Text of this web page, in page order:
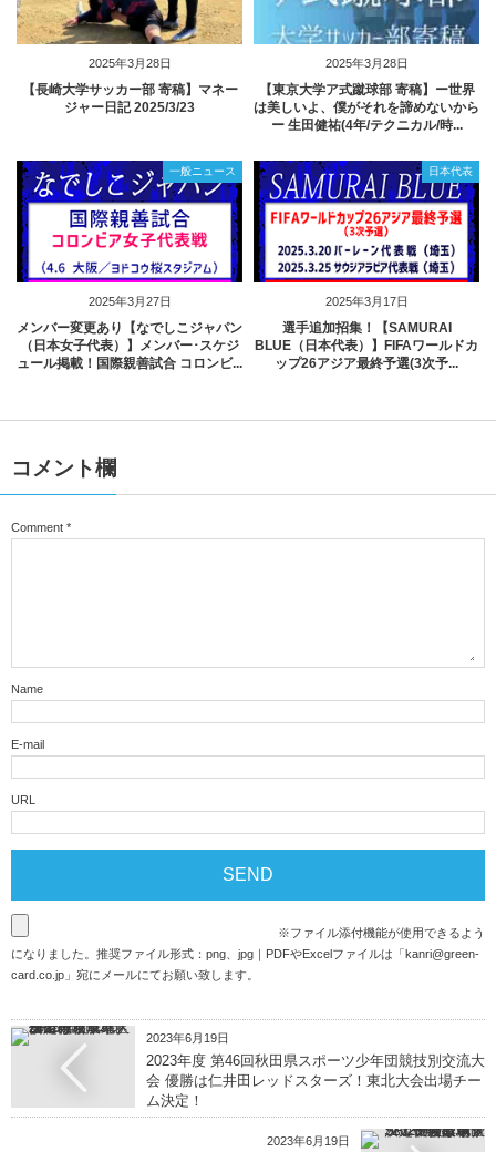
2025年3月28日
【長崎大学サッカー部 寄稿】マネー
ジャー日記 2025/3/23
2025年3月28日
【東京大学ア式蹴球部 寄稿】ー世界
は美しいよ、僕がそれを諦めないから
ー 生田健祐(4年/テクニカル/時...
2025年3月27日
一般ニュース
メンバー変更あり【なでしこジャパン
（日本女子代表）】メンバー･スケジ
ュール掲載！国際親善試合 コロンビ...
2025年3月17日
日本代表
選手追加招集！【SAMURAI
BLUE（日本代表）】FIFAワールドカ
ップ26アジア最終予選(3次予...
コメント欄
Comment *
Name
E-mail
URL
※ファイル添付機能が使用できるよう
になりました。推奨ファイル形式：png、jpg｜PDFやExcelファイルは「 kanri@green-
card.co.jp 」宛にメールにてお願い致します。
2023年6月19日
2023年度 第46回秋田県スポーツ少年団競技別交流大
会 優勝は仁井田レッドスターズ！東北大会出場チー
ム決定！
2023年6月19日